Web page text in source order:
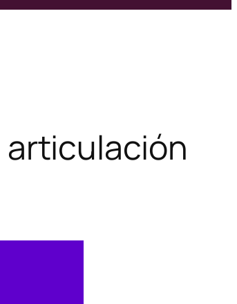
articulación